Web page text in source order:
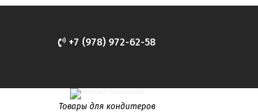
+7 (978) 972-62-58
Товары для кондитеров